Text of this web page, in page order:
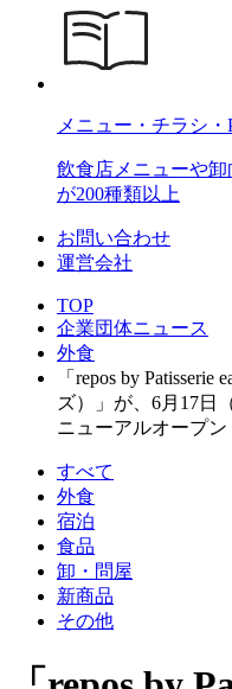
メニュー・チラシ・
飲食店メニューや
が200種類以上
お問い合わせ
運営会社
TOP
企業団体ニュース
外食
「repos by
ズ）」が、6月17日
ニューアルオープン
すべて
外食
宿泊
食品
卸・問屋
新商品
その他